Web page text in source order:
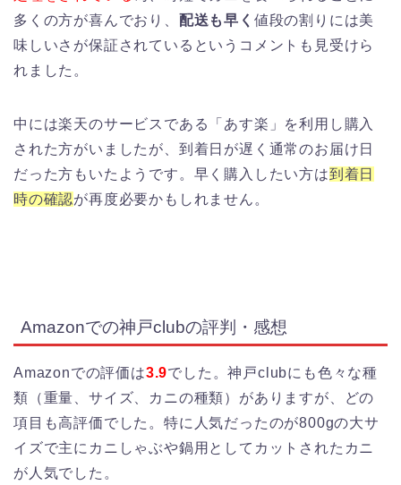
多くの方が喜んでおり、 配送も早く 値段の割りには美
味しいさが保証されているというコメントも見受けら
れました。
中には楽天のサービスである「あす楽」を利用し購入
された方がいましたが、到着日が遅く通常のお届け日
だった方もいたようです。早く購入したい方は到着日
時の確認が再度必要かもしれません。
Amazonでの神戸clubの評判・感想
Amazonでの評価は3.9でした。神戸clubにも色々な種
類（重量、サイズ、カニの種類）がありますが、どの
項目も高評価でした。特に人気だったのが800gの大サ
イズで主にカニしゃぶや鍋用としてカットされたカニ
が人気でした。